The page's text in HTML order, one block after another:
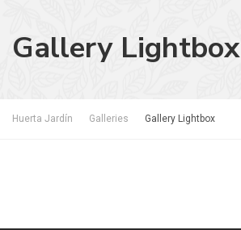
Gallery Lightbox
Huerta Jardín Galleries Gallery Lightbox